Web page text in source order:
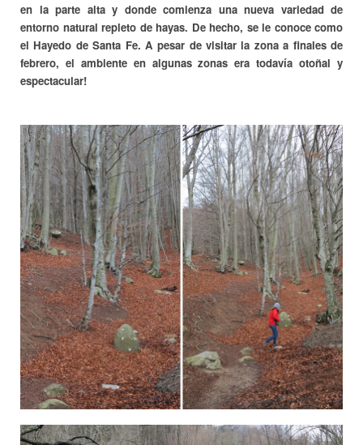
en la parte alta y donde comienza una nueva variedad de
entorno natural repleto de hayas. De hecho, se le conoce como
el Hayedo de Santa Fe. A pesar de visitar la zona a finales de
febrero, el ambiente en algunas zonas era todavía otoñal y
espectacular!